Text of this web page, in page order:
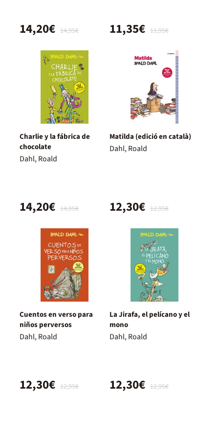
14,95€
14,20€ 11,95€
11,35€
Charlie y la fábrica de
chocolate
Dahl, Roald
14,95€
14,20€
Matilda (edició en català)
Dahl, Roald
12,95€
12,30€
Cuentos en verso para
niños perversos
Dahl, Roald
12,95€
12,30€
La Jirafa, el pelícano y el
mono
Dahl, Roald
12,95€
12,30€